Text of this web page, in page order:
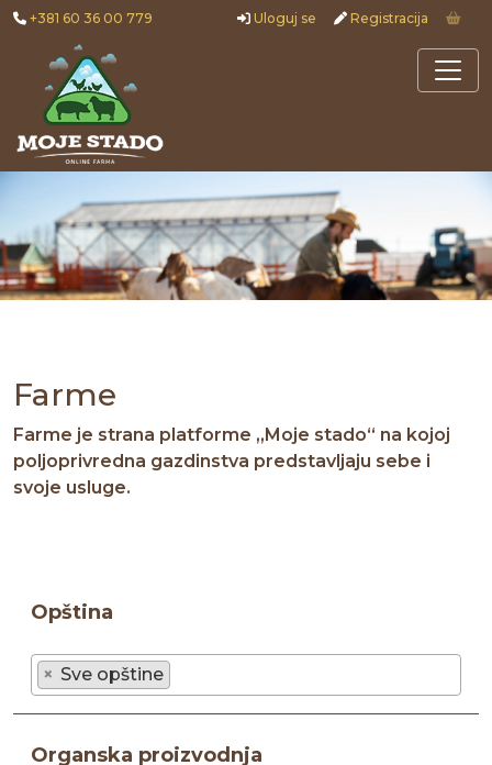
+381 60 36 00 779 Uloguj se Registracija
Farme
Farme je strana platforme „Moje stado“ na kojoj
poljoprivredna gazdinstva predstavljaju sebe i
svoje usluge.
Opština
× Sve opštine
Organska proizvodnja